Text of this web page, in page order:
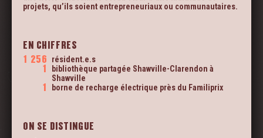
CHICHESTERMUNICIPALITY.COM
projets, qu’ils soient entrepreneuriaux ou communautaires.
EN CHIFFRES
1 256
résident.e.s
1
bibliothèque partagée Shawville-Clarendon à
Shawville
1 borne de recharge électrique près du Familiprix
ON SE DISTINGUE